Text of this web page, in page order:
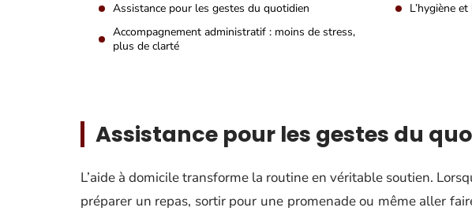
Assistance pour les gestes du quotidien
L’hygiène
Accompagnement administratif : moins de stress,
plus de clarté
Assistance pour les gestes du
L’aide à domicile transforme la routine en véritable soutien.
préparer un repas, sortir pour une promenade ou même aller